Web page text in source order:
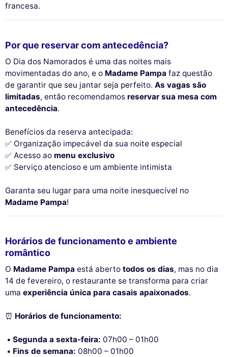
francesa.
Por que reservar com antecedência?
O Dia dos Namorados é uma das noites mais
movimentadas do ano, e o Madame Pampa faz questão
de garantir que seu jantar seja perfeito. As vagas são
limitadas, então recomendamos reservar sua mesa com
antecedência.
Benefícios da reserva antecipada:
✅ Organização impecável da sua noite especial
✅ Acesso ao menu exclusivo
✅ Serviço atencioso e um ambiente intimista
Garanta seu lugar para uma noite inesquecível no
Madame Pampa!
Horários de funcionamento e ambiente
romântico
O Madame Pampa está aberto todos os dias, mas no dia
14 de fevereiro, o restaurante se transforma para criar
uma experiência única para casais apaixonados.
⏰ Horários de funcionamento:
Segunda a sexta-feira: 07h00 – 01h00
Fins de semana: 08h00 – 01h00